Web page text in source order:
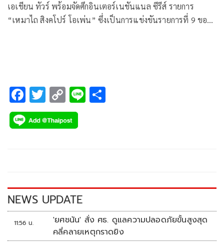
เอเชียน ทัวร์ พร้อมจัดศึกอินเตอร์เนชันแนล ซีรีส์ รายการ
“เหมาไถ สิงคโปร์ โอเพ่น” ซึ่งเป็นการแข่งขันรายการที่ 9 ของ
F
ac
e
k
T
wi
tt
C
o
p
k
Li
NEWS UPDATE
11:56 น.
'ยศชนัน' สั่ง ศธ. ดูแลความปลอดภัยขั้นสูงสุด
คลี่คลายเหตุกราดยิง